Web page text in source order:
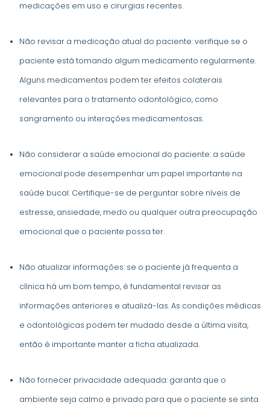
medicações em uso e cirurgias recentes.
Não revisar a medicação atual do paciente: verifique se o
paciente está tomando algum medicamento regularmente.
Alguns medicamentos podem ter efeitos colaterais
relevantes para o tratamento odontológico, como
sangramento ou interações medicamentosas.
Não considerar a saúde emocional do paciente: a saúde
emocional pode desempenhar um papel importante na
saúde bucal. Certifique-se de perguntar sobre níveis de
estresse, ansiedade, medo ou qualquer outra preocupação
emocional que o paciente possa ter.
Não atualizar informações: se o paciente já frequenta a
clínica há um bom tempo, é fundamental revisar as
informações anteriores e atualizá-las. As condições médicas
e odontológicas podem ter mudado desde a última visita,
então é importante manter a ficha atualizada.
Não fornecer privacidade adequada: garanta que o
ambiente seja calmo e privado para que o paciente se sinta